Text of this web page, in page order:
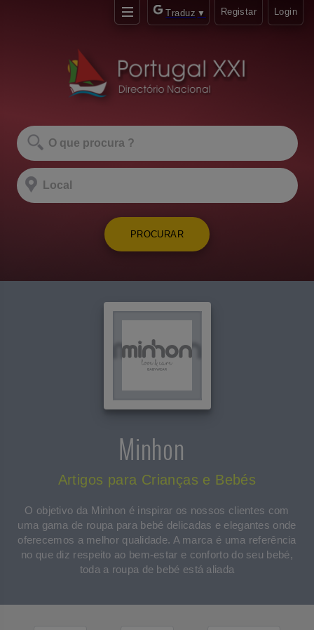
Traduz ▼ Registar Login
PROCURAR
Minhon
Artigos para Crianças e Bebés
O objetivo da Minhon é inspirar os nossos clientes com
uma gama de roupa para bebé delicadas e elegantes onde
oferecemos a melhor qualidade. A marca é uma referência
no que diz respeito ao bem-estar e conforto do seu bebé,
toda a roupa de bebé está aliada